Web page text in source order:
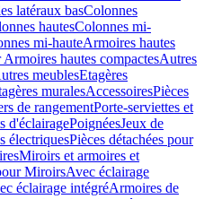
latéraux basColonnes
hautesColonnes mi-
mi-hauteArmoires hautes
Armoires hautes compactesAutres
meublesEtagères
muralesAccessoiresPièces
de rangementPorte-serviettes et
d'éclairagePoignéesJeux de
électriquesPièces détachées pour
Miroirs et armoires et
MiroirsAvec éclairage
éclairage intégréArmoires de